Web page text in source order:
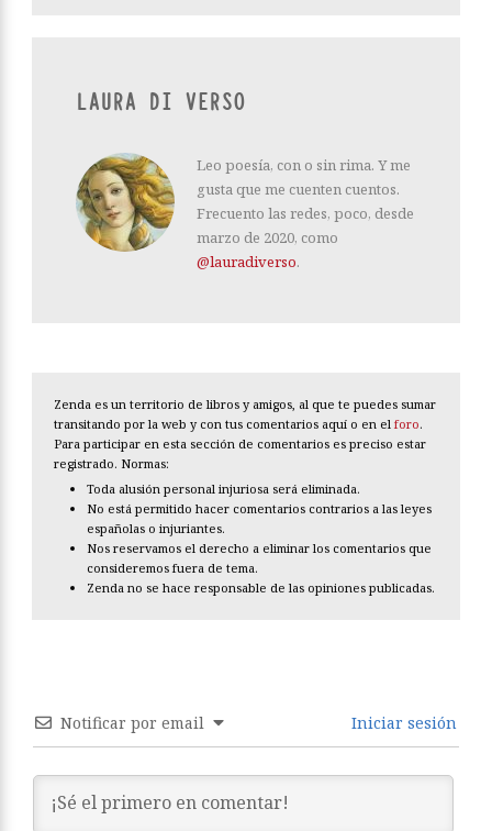
LAURA DI VERSO
Leo poesía, con o sin rima. Y me
gusta que me cuenten cuentos.
Frecuento las redes, poco, desde
marzo de 2020, como
@lauradiverso.
Zenda es un territorio de libros y amigos, al que te puedes sumar
transitando por la web y con tus comentarios aquí o en el foro.
Para participar en esta sección de comentarios es preciso estar
registrado. Normas:
Toda alusión personal injuriosa será eliminada.
No está permitido hacer comentarios contrarios a las leyes
españolas o injuriantes.
Nos reservamos el derecho a eliminar los comentarios que
consideremos fuera de tema.
Zenda no se hace responsable de las opiniones publicadas.
Notificar por email Iniciar sesión